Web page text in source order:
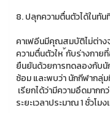
8. ปลุกความตื่นตัวได้ในทัน
คาเฟอีนมีคุณสมบัติไม่ต่าง
ความตื่นตัวให ้กับร่างกาย
ยืนยันด้วยการทดลองกับนั
ซ้อม และพบว่า นักกีฬากลุ่
เรียกได้ว่ามีความอึดมากก
ระยะเวลาประมาณ 1 ชั่วโมง